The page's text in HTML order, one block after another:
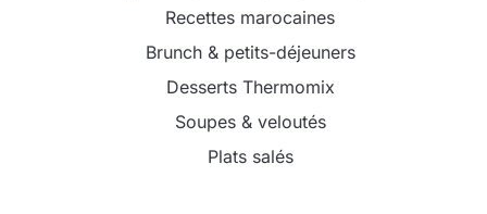
Recettes marocaines
Brunch & petits-déjeuners
Desserts Thermomix
Soupes & veloutés
Plats salés